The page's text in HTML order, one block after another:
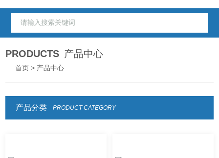
PRODUCTS 产品中心
首页 > 产品中心
产品分类 PRODUCT CATEGORY